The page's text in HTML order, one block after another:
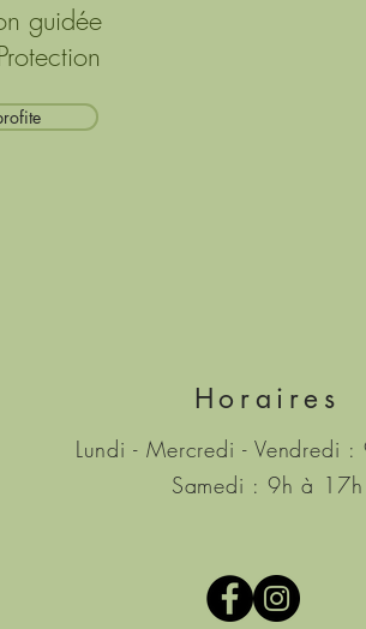
guidée
Horaires
Lundi - Mercredi - Vendredi
Samedi : 9h à 17h